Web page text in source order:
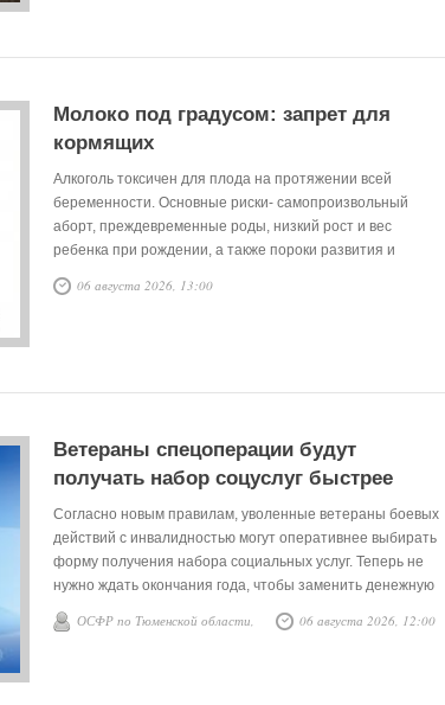
Молоко под градусом: запрет для
кормящих
Алкоголь токсичен для плода на протяжении всей
беременности. Основные риски- самопроизвольный
аборт, преждевременные роды, низкий рост и вес
ребенка при рождении, а также пороки развития и
нарушения нервной системы.
06 августа 2026, 13:00
Ветераны спецоперации будут
получать набор соцуслуг быстрее
Согласно новым правилам, уволенные ветераны боевых
действий с инвалидностью могут оперативнее выбирать
форму получения набора социальных услуг. Теперь не
нужно ждать окончания года, чтобы заменить денежную
компенсацию на рецептурные лекарства, санаторное
лечение и бесплатный проезд на пригородных
ОСФР по Тюменской области, 06 августа 2026, 12:00